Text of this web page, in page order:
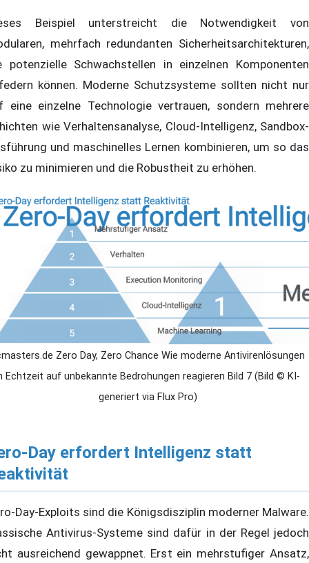
Beispiel unterstreicht die Notwendigkeit von
mehrfach redundanten Sicherheitsarchitekturen,
potenzielle Schwachstellen in einzelnen Komponenten
können. Moderne Schutzsysteme sollten nicht nur
eine einzelne Technologie vertrauen, sondern mehrere
wie Verhaltensanalyse, Cloud-Intelligenz, Sandbox-
und maschinelles Lernen kombinieren, um so das
zu minimieren und die Robustheit zu erhöhen.
Zero Day, Zero Chance Wie moderne Antivirenlösungen
Echtzeit auf unbekannte Bedrohungen reagieren Bild 7 (Bild © KI-
generiert via Flux Pro)
Day erfordert Intelligenz statt
Day-Exploits sind die Königsdisziplin moderner Malware.
Antivirus-Systeme sind dafür in der Regel jedoch
ausreichend gewappnet. Erst ein mehrstufiger Ansatz,